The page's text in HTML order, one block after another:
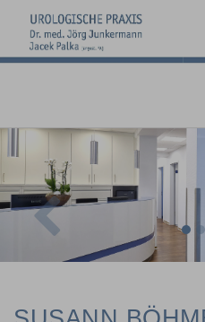
Previous